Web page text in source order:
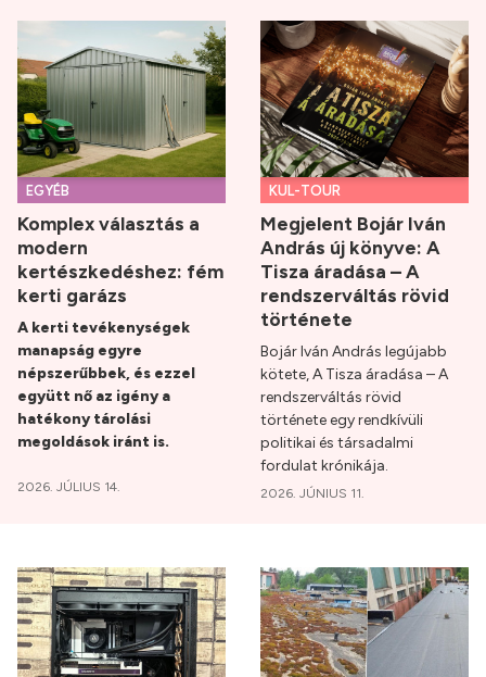
EGYÉB
Komplex választás a
modern
kertészkedéshez: fém
kerti garázs
A kerti tevékenységek
manapság egyre
népszerűbbek, és ezzel
együtt nő az igény a
hatékony tárolási
megoldások iránt is.
2026. JÚLIUS 14.
KUL-TOUR
Megjelent Bojár Iván
András új könyve: A
Tisza áradása – A
rendszerváltás rövid
története
Bojár Iván András legújabb
kötete, A Tisza áradása – A
rendszerváltás rövid
története egy rendkívüli
politikai és társadalmi
fordulat krónikája.
2026. JÚNIUS 11.